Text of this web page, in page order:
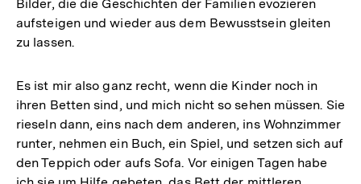
Bilder, die die Geschichten der Familien evozieren
aufsteigen und wieder aus dem Bewusstsein gleiten
zu lassen.
Es ist mir also ganz recht, wenn die Kinder noch in
ihren Betten sind, und mich nicht so sehen müssen. Sie
rieseln dann, eins nach dem anderen, ins Wohnzimmer
runter, nehmen ein Buch, ein Spiel, und setzen sich auf
den Teppich oder aufs Sofa. Vor einigen Tagen habe